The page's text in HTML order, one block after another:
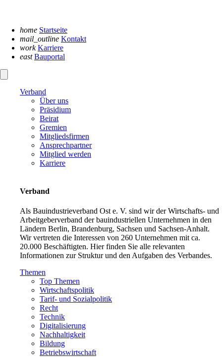
home Startseite
mail_outline Kontakt
work Karriere
east Bauportal
Verband
Über uns
Präsidium
Beirat
Gremien
Mitgliedsfirmen
Ansprechpartner
Mitglied werden
Karriere
Verband
Als Bauindustrieverband Ost e. V. sind wir der Wirtschafts- und
Arbeitgeberverband der bauindustriellen Unternehmen in den
Ländern Berlin, Brandenburg, Sachsen und Sachsen-Anhalt.
Wir vertreten die Interessen von 260 Unternehmen mit ca.
20.000 Beschäftigten. Hier finden Sie alle relevanten
Informationen zur Struktur und den Aufgaben des Verbandes.
Themen
Top Themen
Wirtschaftspolitik
Tarif- und Sozialpolitik
Recht
Technik
Digitalisierung
Nachhaltigkeit
Bildung
Betriebswirtschaft